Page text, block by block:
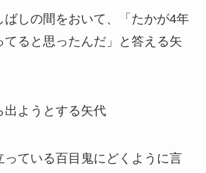
ばしの間をおいて、「たかが4年
てると思ったんだ」と答える矢
出ようとする矢代
っている百目鬼にどくように言